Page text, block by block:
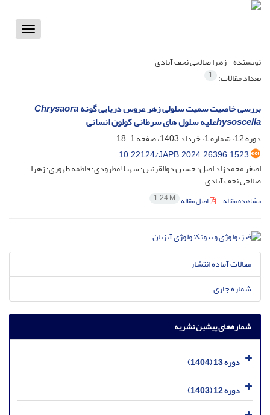
Toggle
نویسنده =زهرا صالحی نجف آبادی
تعداد مقالات: 1
بررسی خاصیت سمیت سلولی زهر عروس دریایی گونهChrysaora
hysoscellaعلیه سلول های سرطانی کولون انسانی
دوره 12، شماره 1، خرداد 1403، صفحه
1-18
10.22124/JAPB.2024.26396.1523
اصغر محمدزاد اصل؛ حسین ذوالقرنین؛ سهیلا مطرودی؛ فاطمه طهوری؛ زهرا
صالحی نجف آبادی
مشاهده مقاله اصل مقاله 1.24 M
مقالات آماده انتشار
شماره جاری
شماره‌های پیشین نشریه
دوره 13 (1404)
دوره 12 (1403)